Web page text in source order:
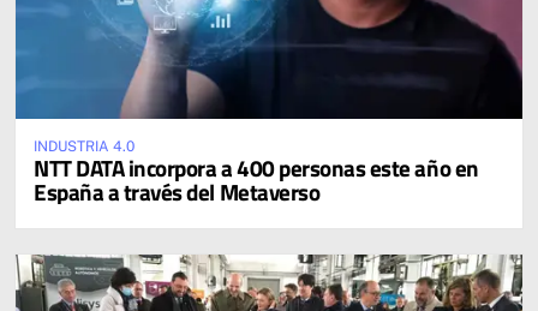
INDUSTRIA 4.0
NTT DATA incorpora a 400 personas este año en
España a través del Metaverso